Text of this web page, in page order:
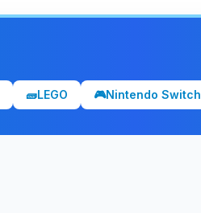
🧱LEGO 🎮Nintendo Switch